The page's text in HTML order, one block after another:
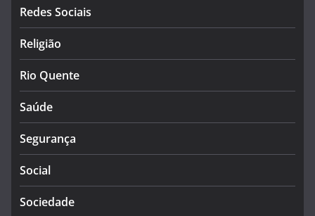
Redes Sociais
Religião
Rio Quente
Saúde
Segurança
Social
Sociedade